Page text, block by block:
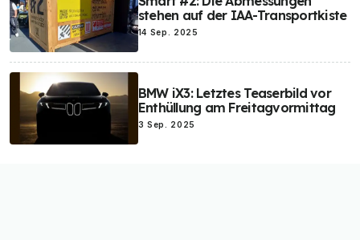
stehen auf der IAA-Transportkiste
14 Sep. 2025
BMW iX3: Letztes Teaserbild vor
Enthüllung am Freitagvormittag
3 Sep. 2025